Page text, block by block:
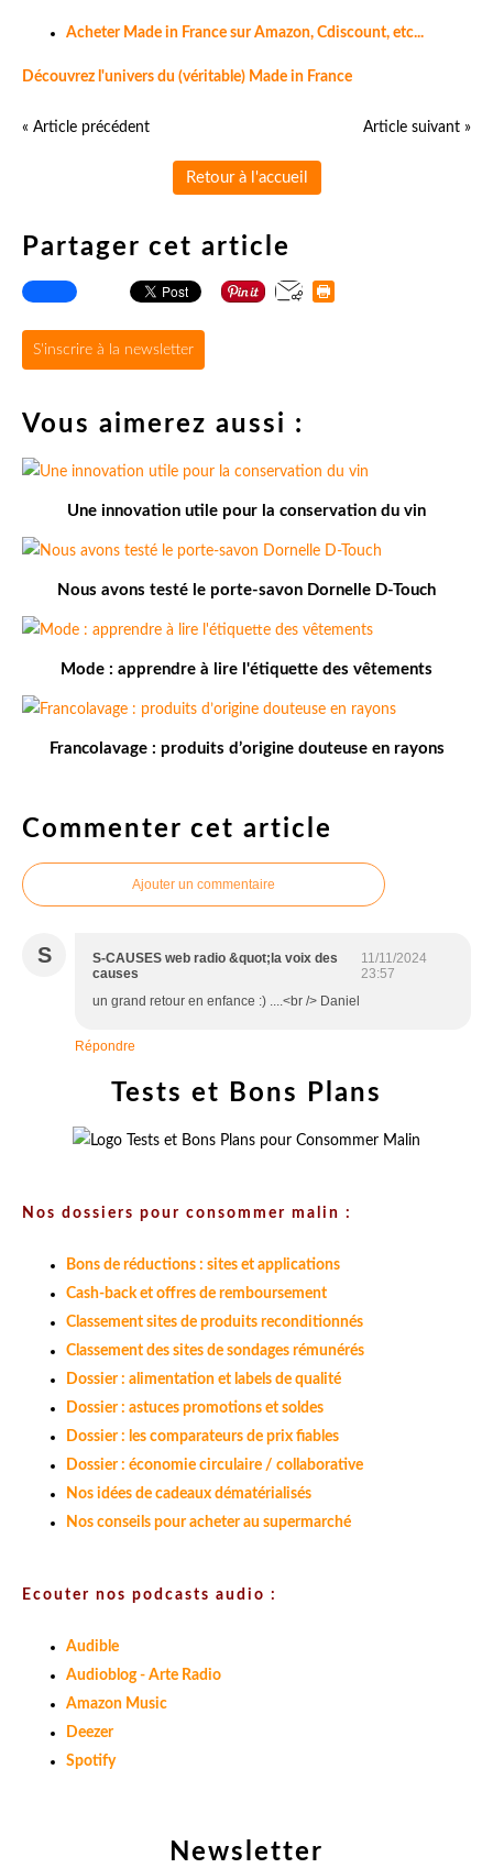
Acheter Made in France sur Amazon, Cdiscount, etc...
Découvrez l'univers du (véritable) Made in France
« Article précédent Article suivant »
Retour à l'accueil
Partager cet article
S'inscrire à la newsletter
Vous aimerez aussi :
Une innovation utile pour la conservation du vin
Nous avons testé le porte-savon Dornelle D-Touch
Mode : apprendre à lire l'étiquette des vêtements
Francolavage : produits d’origine douteuse en rayons
Commenter cet article
Ajouter un commentaire
S
S-CAUSES web radio &quot;la voix des
causes
11/11/2024
23:57
un grand retour en enfance :) ....<br /> Daniel
Répondre
Newsletter
Tests et Bons Plans
Nos dossiers pour consommer malin :
Bons de réductions : sites et applications
Cash-back et offres de remboursement
Classement sites de produits reconditionnés
Classement des sites de sondages rémunérés
Dossier : alimentation et labels de qualité
Dossier : astuces promotions et soldes
Dossier : les comparateurs de prix fiables
Dossier : économie circulaire / collaborative
Nos idées de cadeaux dématérialisés
Nos conseils pour acheter au supermarché
Ecouter nos podcasts audio :
Audible
Audioblog - Arte Radio
Amazon Music
Deezer
Spotify